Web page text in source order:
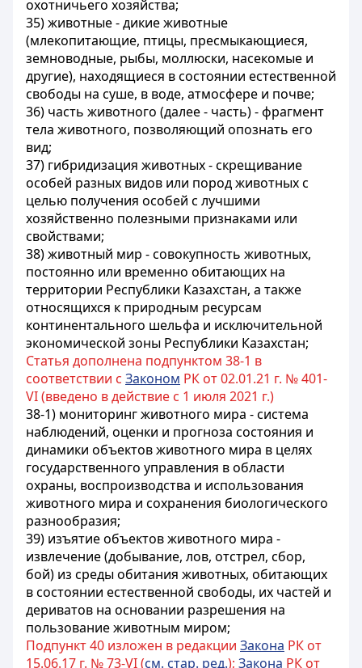
охотничьего хозяйства;
35) животные - дикие животные
(млекопитающие, птицы, пресмыкающиеся,
земноводные, рыбы, моллюски, насекомые и
другие), находящиеся в состоянии естественной
свободы на суше, в воде, атмосфере и почве;
36) часть животного (далее - часть) - фрагмент
тела животного, позволяющий опознать его
вид;
37) гибридизация животных - скрещивание
особей разных видов или пород животных с
целью получения особей с лучшими
хозяйственно полезными признаками или
свойствами;
38) животный мир - совокупность животных,
постоянно или временно обитающих на
территории Республики Казахстан, а также
относящихся к природным ресурсам
континентального шельфа и исключительной
экономической зоны Республики Казахстан;
Статья дополнена подпунктом 38-1 в
соответствии с Законом РК от 02.01.21 г. № 401-
VI (введено в действие с 1 июля 2021 г.)
38-1) мониторинг животного мира - система
наблюдений, оценки и прогноза состояния и
динамики объектов животного мира в целях
государственного управления в области
охраны, воспроизводства и использования
животного мира и сохранения биологического
разнообразия;
39) изъятие объектов животного мира -
извлечение (добывание, лов, отстрел, сбор,
бой) из среды обитания животных, обитающих
в состоянии естественной свободы, их частей и
дериватов на основании разрешения на
пользование животным миром;
Подпункт 40 изложен в редакции Закона РК от
15.06.17 г. № 73-VI (см. стар. ред.); Закона РК от